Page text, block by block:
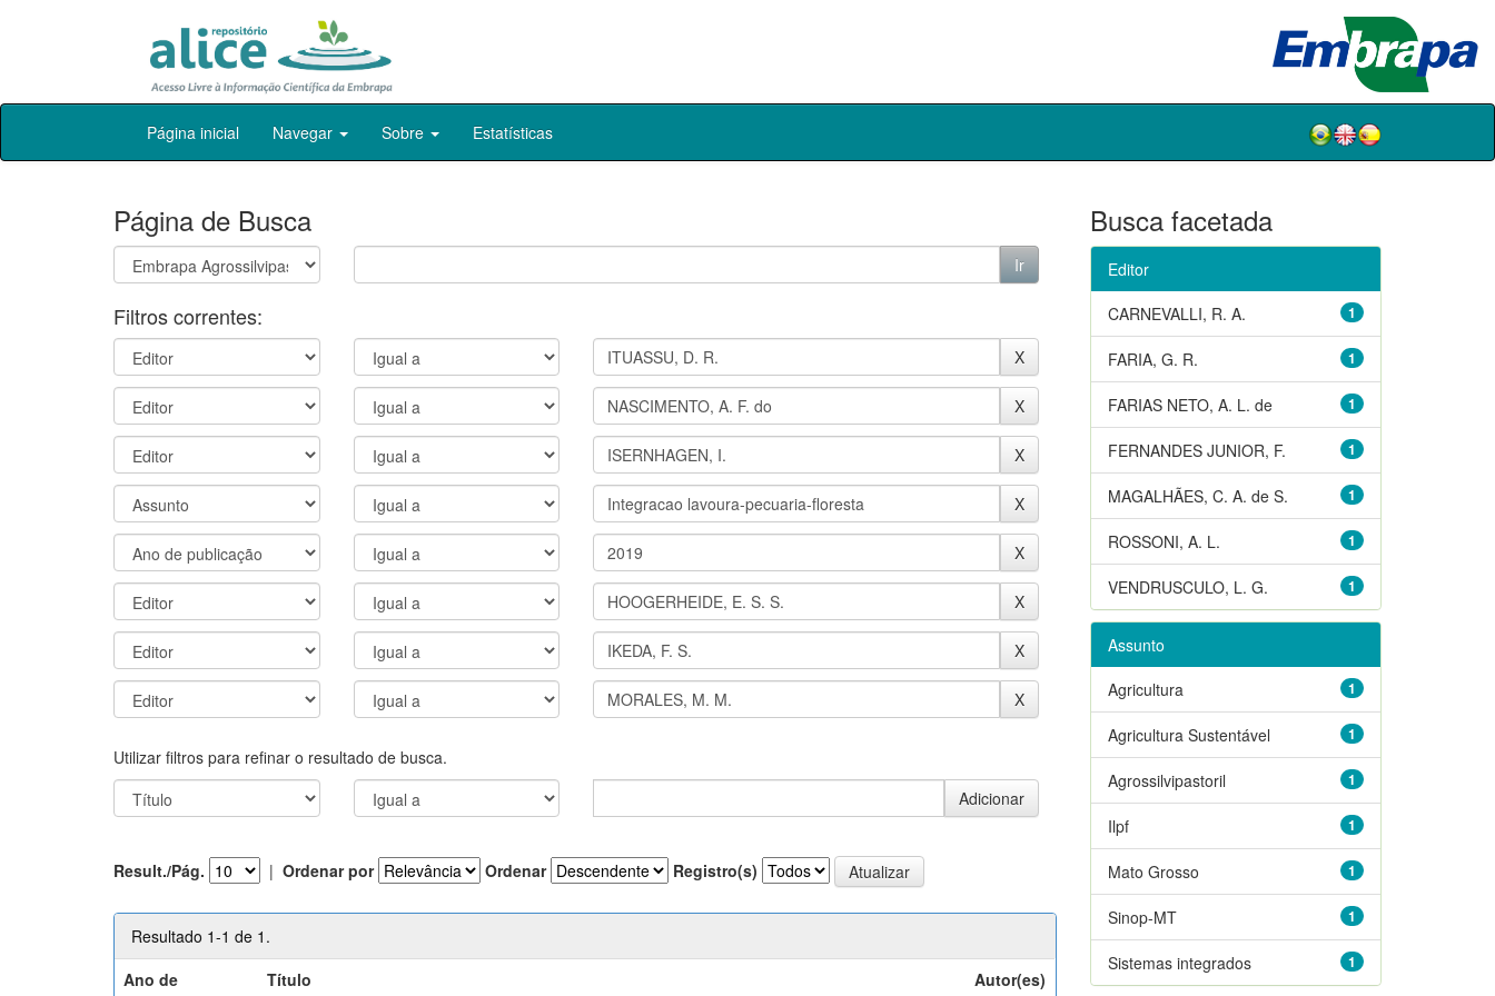
Skip
Página inicial Navegar Sobre Estatísticas
Página de Busca
Filtros correntes:
Utilizar filtros para refinar o resultado de busca.
Result./Pág. | Ordenar por Ordenar Registro(s)
Resultado 1-1 de 1.
Ano de
Título Autor(es)
Busca facetada
Editor
1
CARNEVALLI, R. A.
1
FARIA, G. R.
1
FARIAS NETO, A. L. de
1
FERNANDES JUNIOR, F.
1
MAGALHÃES, C. A. de S.
1
ROSSONI, A. L.
1
VENDRUSCULO, L. G.
Assunto
1
Agricultura
1
Agricultura Sustentável
1
Agrossilvipastoril
1
Ilpf
1
Mato Grosso
1
Sinop-MT
1
Sistemas integrados